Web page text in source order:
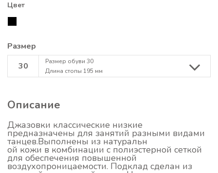
Цвет
Размер
30
Размер обуви 30
Длина стопы 195 мм
Описание
Джазовки классические низкие
предназначены для занятий разными видами
танцев.Выполнены из натуральн
ой кожи в комбинации с полиэстерной сеткой
для обеспечения повышенной
воздухопроницаемости. Подклад сделан из